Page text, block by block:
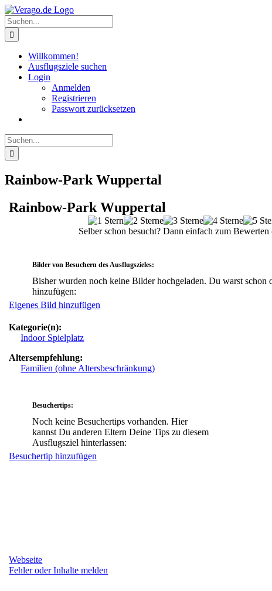
Zum
Inhalt
springen
Suche
nach:
Willkommen!
Ausflugsziele suchen
Login
Anmelden
Registrieren
Passwort zurücksetzen
Suche
nach:
Rainbow-Park Wuppertal
Rainbow-Park Wuppertal
Selber schon besucht? Dann einfach zum
Bilder von Besuchern des Ausflugszieles:
Bisher wurden noch keine Bilder hochgeladen. Du warst
hinzufügen:
Eigenes Bild hinzufügen
Kategorie(n):
Indoor Spielplatz
Altersempfehlung:
Familien (ohne Altersbeschränkung)
Besuchertips:
Noch keine Besuchertips vorhanden. Hier
kannst Du anderen Eltern Deine Tips zu diesem
Ausflugsziel hinterlassen:
Besuchertip hinzufügen
Webseite
Fehler oder Inhalte melden